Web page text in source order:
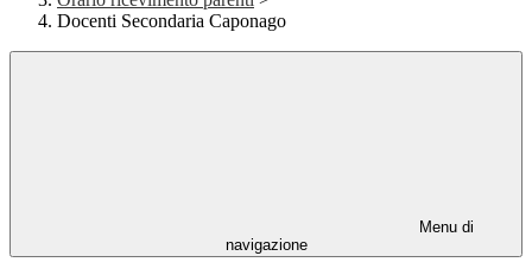
Docenti Secondaria Caponago
Menu di
navigazione